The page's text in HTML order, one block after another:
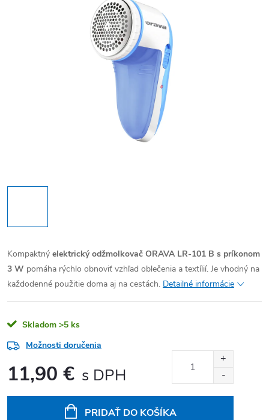
Kompaktný elektrický odžmolkovač ORAVA LR-101 B s príkonom
3 W pomáha rýchlo obnoviť vzhľad oblečenia a textílií. Je vhodný na
každodenné použitie doma aj na cestách. Detailné informácie
Skladom >5 ks
Možnosti doručenia
11,90 €
PRIDAŤ DO KOŠÍKA